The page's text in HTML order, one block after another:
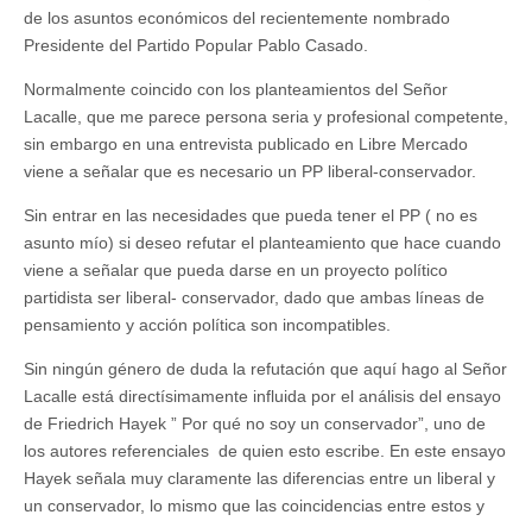
de los asuntos económicos del recientemente nombrado
Presidente del Partido Popular Pablo Casado.
Normalmente coincido con los planteamientos del Señor
Lacalle, que me parece persona seria y profesional competente,
sin embargo en una entrevista publicado en Libre Mercado
viene a señalar que es necesario un PP liberal-conservador.
Sin entrar en las necesidades que pueda tener el PP ( no es
asunto mío) si deseo refutar el planteamiento que hace cuando
viene a señalar que pueda darse en un proyecto político
partidista ser liberal- conservador, dado que ambas líneas de
pensamiento y acción política son incompatibles.
Sin ningún género de duda la refutación que aquí hago al Señor
Lacalle está directísimamente influida por el análisis del ensayo
de Friedrich Hayek ” Por qué no soy un conservador”, uno de
los autores referenciales de quien esto escribe. En este ensayo
Hayek señala muy claramente las diferencias entre un liberal y
un conservador, lo mismo que las coincidencias entre estos y